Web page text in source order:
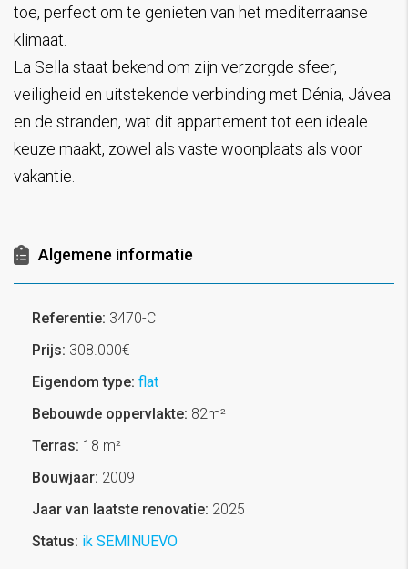
toe, perfect om te genieten van het mediterraanse
klimaat.
La Sella staat bekend om zijn verzorgde sfeer,
veiligheid en uitstekende verbinding met Dénia, Jávea
en de stranden, wat dit appartement tot een ideale
keuze maakt, zowel als vaste woonplaats als voor
vakantie.
Algemene informatie
Referentie: 3470-C
Prijs: 308.000€
Eigendom type: flat
Bebouwde oppervlakte: 82m²
Terras: 18 m²
Bouwjaar: 2009
Jaar van laatste renovatie: 2025
Status: ik SEMINUEVO